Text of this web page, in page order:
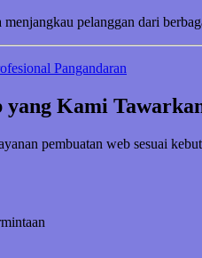
pelanggan dari
Pangandaran
yang Kami
pembuatan web sesuai